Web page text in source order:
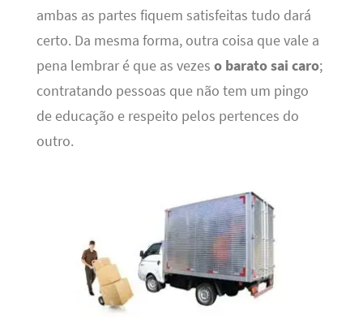
ambas as partes fiquem satisfeitas tudo dará
certo. Da mesma forma, outra coisa que vale a
pena lembrar é que as vezes o barato sai caro;
contratando pessoas que não tem um pingo
de educação e respeito pelos pertences do
outro.